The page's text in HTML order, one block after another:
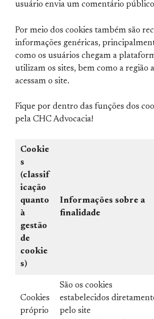
usuário envia um comentário
Por meio dos cookies também são
informações genéricas,
como os usuários chegam a
utilizam os sites, bem como a região
acessam o site.
Fique por dentro das funções dos
pela CHC Advocacia!
Cookie
s
(classif
icação
quanto
à
gestão
de
cookie
s)
Informações sobre a
finalidade
Cookies
próprio
São os cookies
estabelecidos
pelo site